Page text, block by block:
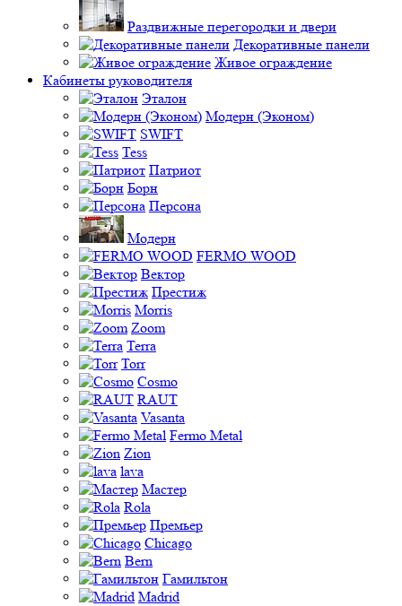
Раздвижные перегородки и двери
Декоративные панели
Живое ограждение
Кабинеты руководителя
Эталон
Модерн (Эконом)
SWIFT
Tess
Патриот
Борн
Персона
Модерн
FERMO WOOD
Вектор
Престиж
Morris
Zoom
Terra
Torr
Cosmo
RAUT
Vasanta
Fermo Metal
Zion
lava
Мастер
Rola
Премьер
Chicago
Bern
Гамильтон
Madrid